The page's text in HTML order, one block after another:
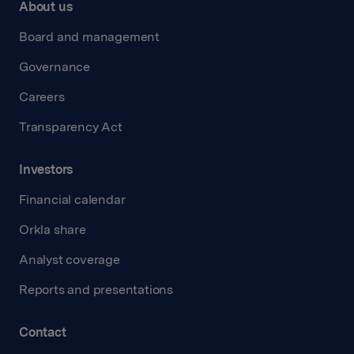
About us
Board and management
Governance
Careers
Transparency Act
Investors
Financial calendar
Orkla share
Analyst coverage
Reports and presentations
Contact